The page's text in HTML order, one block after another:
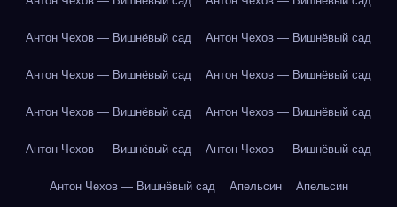
Антон Чехов — Вишнёвый сад Антон Чехов — Вишнёвый сад
Антон Чехов — Вишнёвый сад Антон Чехов — Вишнёвый сад
Антон Чехов — Вишнёвый сад Антон Чехов — Вишнёвый сад
Антон Чехов — Вишнёвый сад Антон Чехов — Вишнёвый сад
Антон Чехов — Вишнёвый сад Апельсин Апельсин